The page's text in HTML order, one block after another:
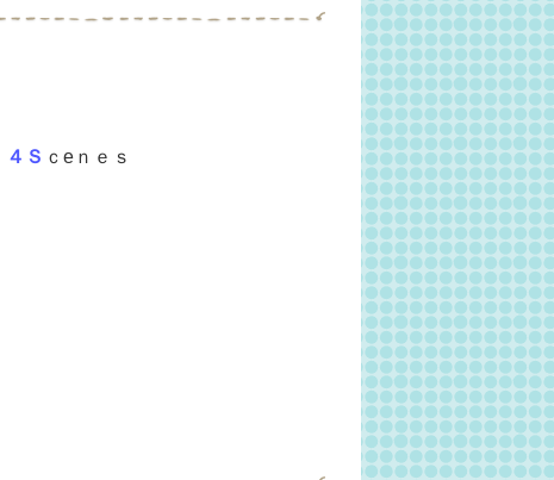
４Ｓ ｃeｎｅｓ